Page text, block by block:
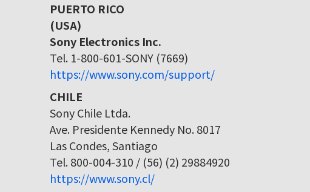
PUERTO RICO
(USA)
Sony Electronics Inc.
Tel. 1-800-601-SONY (7669)
https://www.sony.com/support/
CHILE
Sony Chile Ltda.
Ave. Presidente Kennedy No. 8017
Las Condes, Santiago
Tel. 800-004-310 / (56) (2) 29884920
https://www.sony.cl/